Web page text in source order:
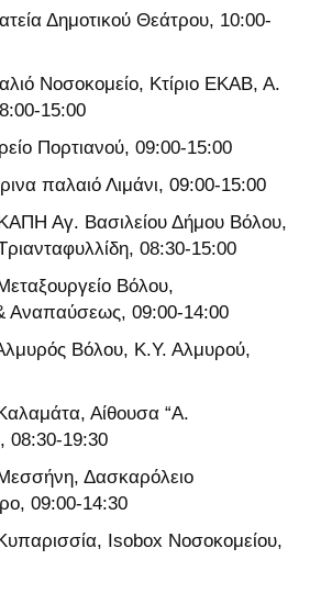
Δημοτικού Θεάτρου, 10:00-
Νοσοκομείο, Κτίριο ΕΚΑΒ, Α.
15:00
Πορτιανού, 09:00-15:00
παλαιό Λιμάνι, 09:00-15:00
Αγ. Βασιλείου Δήμου Βόλου,
08:30-15:00
Βόλου,
Αναπαύσεως, 09:00-14:00
Βόλου, Κ.Υ. Αλμυρού,
Αίθουσα “Α.
08:30-19:30
Δασκαρόλειο
09:00-14:30
Isobox Νοσοκομείου,